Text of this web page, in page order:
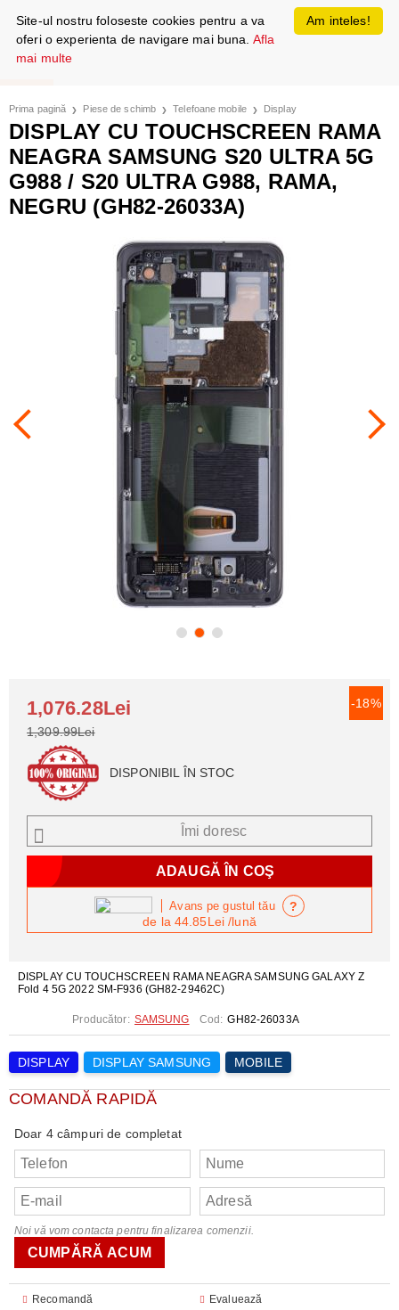
Prima pagină Piese de schimb Telefoane mobile Display
DISPLAY CU TOUCHSCREEN RAMA
NEAGRA SAMSUNG S20 ULTRA 5G
G988 / S20 ULTRA G988, RAMA,
NEGRU (GH82-26033A)
DISPLAY CU TOUCHSCREEN RAMA NEAGRA SAMSUNG GALAXY Z
Fold 4 5G 2022 SM-F936 (GH82-29462C)
Producător: SAMSUNG Cod: GH82-26033A
DISPLAY DISPLAY SAMSUNG MOBILE
COMANDĂ RAPIDĂ
Doar 4 câmpuri de completat
Noi vă vom contacta pentru finalizarea comenzii.
Recomandă
Evaluează
-18%
1,076.28Lei
1,309.99Lei
DISPONIBIL ÎN STOC
Îmi doresc
de la 44.85Lei/lună
Avans pe gustul tău ?
Am inteles!
Site-ul nostru foloseste cookies pentru a va
oferi o experienta de navigare mai buna. Afla
mai multe